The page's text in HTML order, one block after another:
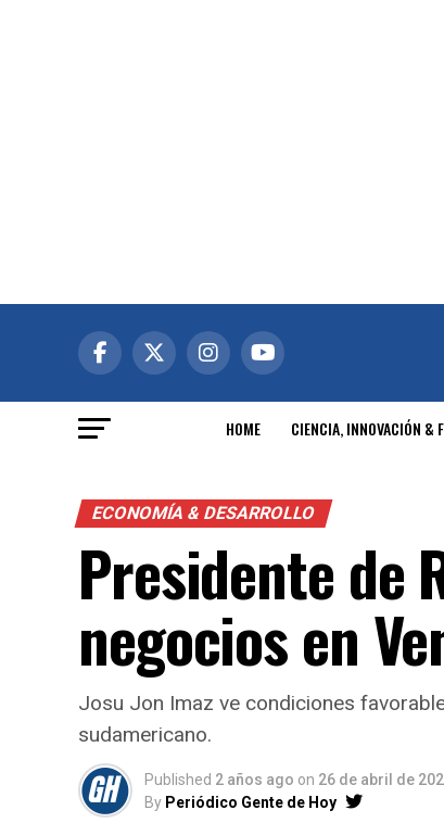
HOME CIENCIA, INNOVACIÓN &
ECONOMÍA & DESARROLLO
Presidente de
negocios en
Josu Jon Imaz ve condiciones
sudamericano.
Published 2 años ago on 26 de abril de
By Periódico Gente de Hoy